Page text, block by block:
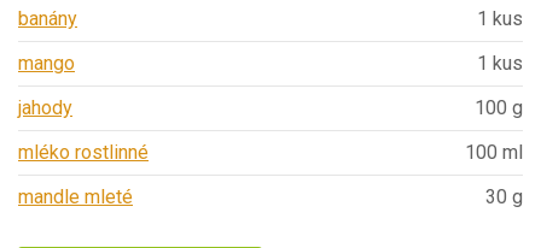
banány
1 kus
mango
1 kus
jahody
100 g
mléko rostlinné
100 ml
mandle mleté
30 g